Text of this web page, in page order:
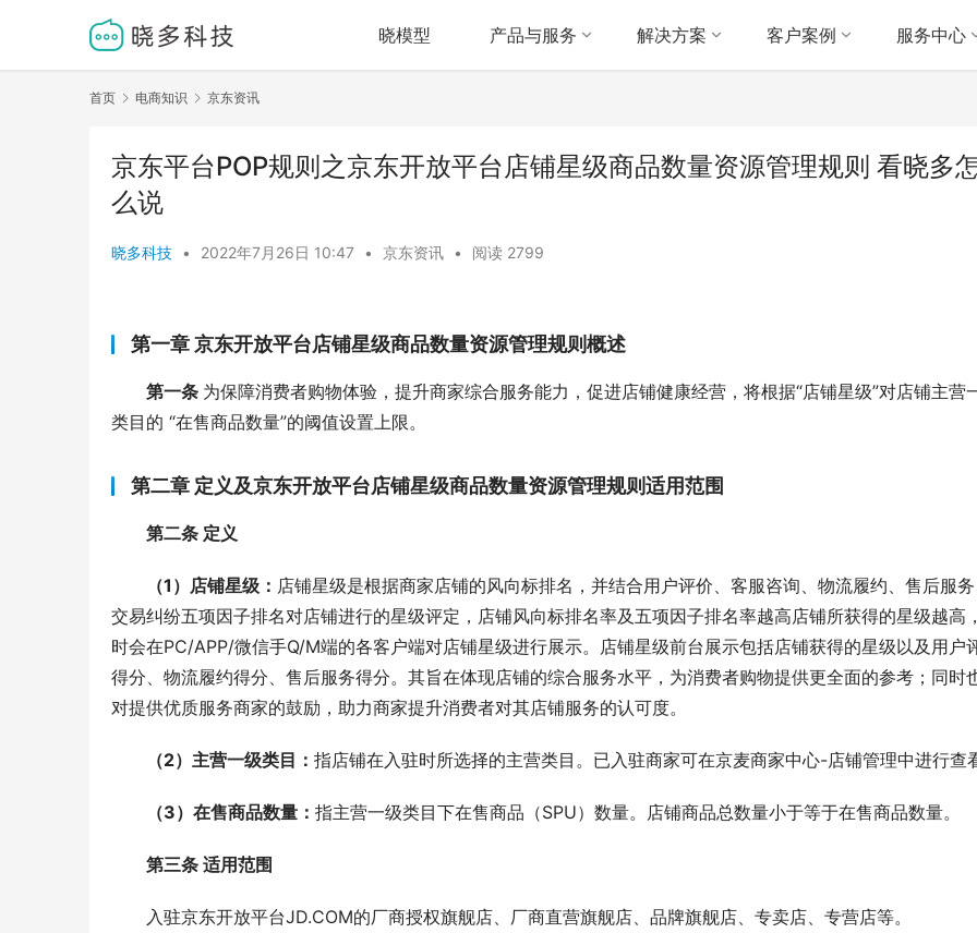
晓模型 产品与服务 解决方案 客户案例 服务中心
首页 电商知识 京东资讯
京东平台POP规则之京东开放平台店铺星级商品数量资源管理规则 看晓多
么说
晓多科技 • 2022年7月26日 10:47 • 京东资讯 • 阅读 2799
第一章 京东开放平台店铺星级商品数量资源管理规则概述
第一条 为保障消费者购物体验，提升商家综合服务能力，促进店铺健康经营，将根据“店铺星级”对店铺主营
类目的 “在售商品数量”的阈值设置上限。
第二章 定义及京东开放平台店铺星级商品数量资源管理规则适用范围
第二条 定义
（1）店铺星级： 店铺星级是根据商家店铺的风向标排名，并结合用户评价、客服咨询、物流履约、售后服
交易纠纷五项因子排名对店铺进行的星级评定，店铺风向标排名率及五项因子排名率越高店铺所获得的星级越高
时会在PC/APP/微信手Q/M端的各客户端对店铺星级进行展示。店铺星级前台展示包括店铺获得的星级以及用户
得分、物流履约得分、售后服务得分。其旨在体现店铺的综合服务水平，为消费者购物提供更全面的参考；同时
对提供优质服务商家的鼓励，助力商家提升消费者对其店铺服务的认可度。
（2）主营一级类目： 指店铺在入驻时所选择的主营类目。已入驻商家可在京麦商家中心-店铺管理中进行查
（3）在售商品数量： 指主营一级类目下在售商品（SPU）数量。店铺商品总数量小于等于在售商品数量。
第三条 适用范围
入驻京东开放平台JD.COM的厂商授权旗舰店、厂商直营旗舰店、品牌旗舰店、专卖店、专营店等。